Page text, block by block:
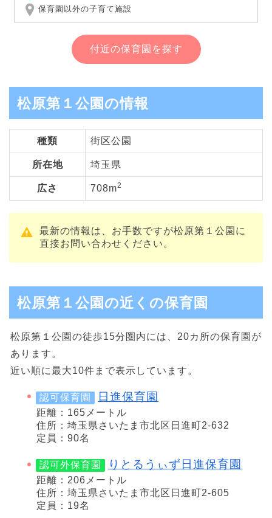
保育園以外の子育て施設
付近の保育園を探す
松原第１公園の情報
種類 街区公園
所在地 埼玉県
広さ 708m2
最新の情報は、お手数ですが松原第１公園に
直接お問い合わせください。
松原第１公園の近くの保育園
松原第１公園の徒歩15分圏内には、20カ所の保育園が
あります。
近い順に最大10件まで表示しています。
認可保育園 日進保育園
距離：165メートル
住所：埼玉県さいたま市北区日進町2-632
定員：90名
認可外保育園 りとるうぃず日進保育園
距離：206メートル
住所：埼玉県さいたま市北区日進町2-605
定員：19名